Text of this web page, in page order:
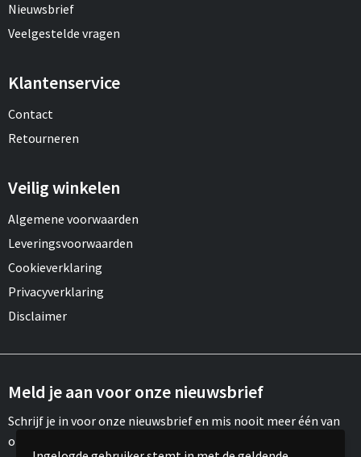
Nieuwsbrief
Veelgestelde vragen
Klantenservice
Contact
Retourneren
Veilig winkelen
Algemene voorwaarden
Leveringsvoorwaarden
Cookieverklaring
Privacyverklaring
Disclaimer
Meld je aan voor onze nieuwsbrief
Schrijf je in voor onze nieuwsbrief en mis nooit meer één van
onze leuke aanbiedingen of updates.